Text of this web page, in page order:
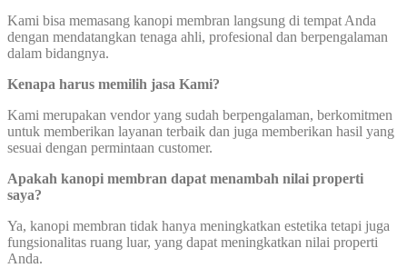
Kami bisa memasang kanopi membran langsung di tempat Anda
dengan mendatangkan tenaga ahli, profesional dan berpengalaman
dalam bidangnya.
Kenapa harus memilih jasa Kami?
Kami merupakan vendor yang sudah berpengalaman, berkomitmen
untuk memberikan layanan terbaik dan juga memberikan hasil yang
sesuai dengan permintaan customer.
Apakah kanopi membran dapat menambah nilai properti
saya?
Ya, kanopi membran tidak hanya meningkatkan estetika tetapi juga
fungsionalitas ruang luar, yang dapat meningkatkan nilai properti
Anda.